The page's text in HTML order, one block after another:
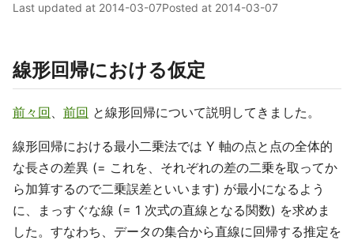
Last updated at 2014-03-07Posted at 2014-03-07
線形回帰における仮定
前々回、 前回 と線形回帰について説明してきました。
線形回帰における最小二乗法では Y 軸の点と点の全体的
な長さの差異 (= これを、それぞれの差の二乗を取ってか
ら加算するので二乗誤差といいます) が最小になるよう
に、まっすぐな線 (= 1 次式の直線となる関数) を求めま
した。すなわち、データの集合から直線に回帰する推定を